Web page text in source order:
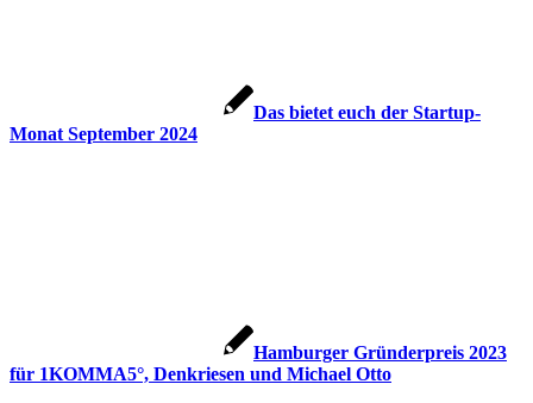
Das bietet euch der Startup-
Monat September 2024
Hamburger Gründerpreis 2023
für 1KOMMA5°, Denkriesen und Michael Otto